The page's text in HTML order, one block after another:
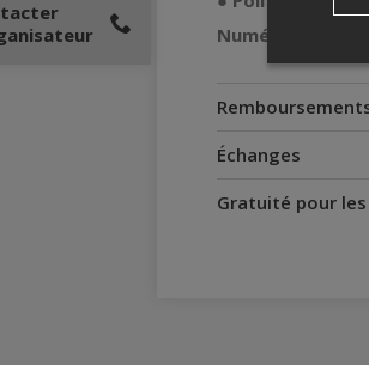
Numéro
Échanges
Gratuité pour